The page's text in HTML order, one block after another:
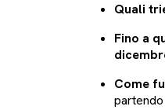
Quali
Fino a
Come